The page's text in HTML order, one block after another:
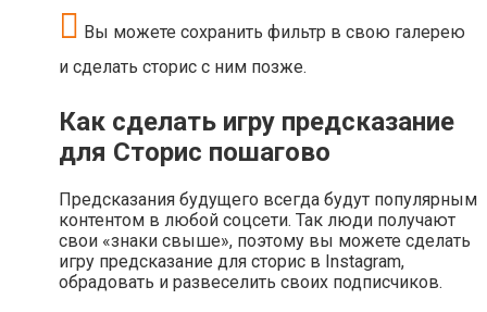
Вы можете сохранить фильтр в свою галерею
и сделать сторис с ним позже.
Как сделать игру предсказание
для Сторис пошагово
Предсказания будущего всегда будут популярным
контентом в любой соцсети. Так люди получают
свои «знаки свыше», поэтому вы можете сделать
игру предсказание для сторис в Instagram,
обрадовать и развеселить своих подписчиков.